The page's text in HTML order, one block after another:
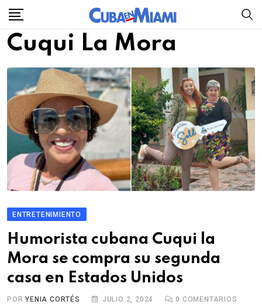
Skip
content
Cuqui La Mora
ENTRETENIMIENTO
Humorista cubana Cuqui la
Mora se compra su segunda
casa en Estados Unidos
PORYENIA CORTÉS JULIO 2, 2024 0 COMENTARIOS